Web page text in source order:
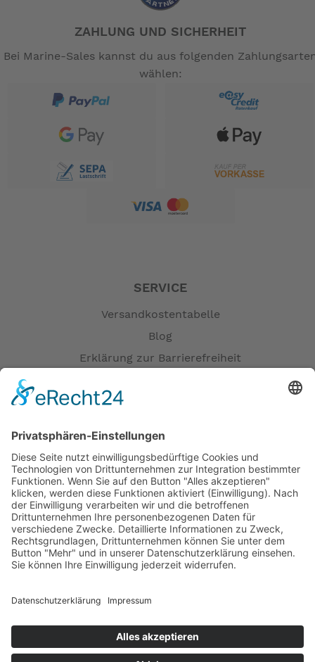
ZAHLUNG UND SICHERHEIT
Bei Marine-Sales kannst du aus folgenden
wählen:
SERVICE
Versandkostentabelle
Blog
Erklärung zur Barrierefreiheit
Versandpartner
Verfügbarkeiten
Zahlung und Versand
Datenschutz
Fernabsatz
Widerrufsrecht MS
Widerrufsrecht bei Dienstleistungen
Garantiefall